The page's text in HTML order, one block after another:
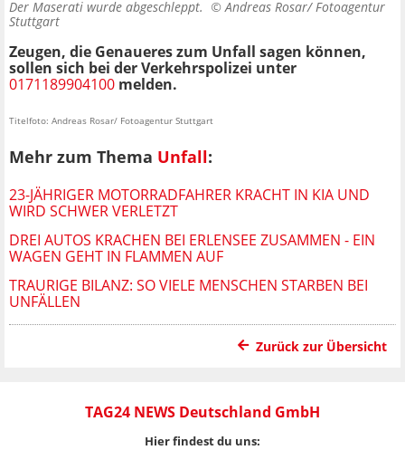
Der Maserati wurde abgeschleppt. ©Andreas Rosar/ Fotoagentur
Stuttgart
Zeugen, die Genaueres zum Unfall sagen können,
sollen sich bei der Verkehrspolizei unter
0171189904100 melden.
Titelfoto: Andreas Rosar/ Fotoagentur Stuttgart
Mehr zum Thema Unfall:
23-JÄHRIGER MOTORRADFAHRER KRACHT IN KIA UND
WIRD SCHWER VERLETZT
DREI AUTOS KRACHEN BEI ERLENSEE ZUSAMMEN - EIN
WAGEN GEHT IN FLAMMEN AUF
TRAURIGE BILANZ: SO VIELE MENSCHEN STARBEN BEI
UNFÄLLEN
Zurück zur Übersicht
TAG24 NEWS Deutschland GmbH
Hier findest du uns: